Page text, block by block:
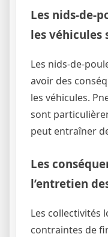
Les nids-de-
les véhicules
Les nids-de-
avoir des
les véhicules.
sont
peut entraîner
Les
l’entretien
Les collectivités
contraintes de